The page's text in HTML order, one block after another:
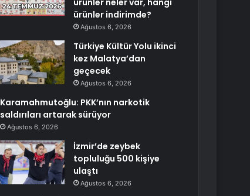
ürünler neler var, hangi
ürünler indirimde?
Ağustos 6, 2026
Türkiye Kültür Yolu ikinci
kez Malatya’dan
geçecek
Ağustos 6, 2026
Karamahmutoğlu: PKK’nın narkotik
saldırıları artarak sürüyor
Ağustos 6, 2026
İzmir’de zeybek
topluluğu 500 kişiye
ulaştı
Ağustos 6, 2026